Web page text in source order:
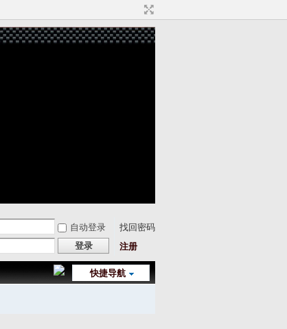
自动登录
找回密码
登录 注册
快捷导航